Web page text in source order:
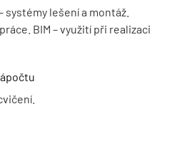
systémy lešení a montáž.
BIM – využití při realizaci